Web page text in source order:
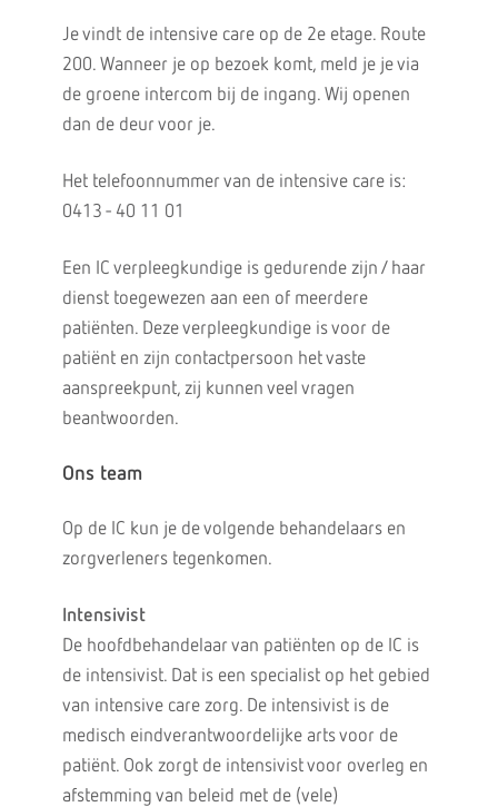
Je vindt de intensive care op de 2e etage. Route
200. Wanneer je op bezoek komt, meld je je via
de groene intercom bij de ingang. Wij openen
dan de deur voor je.
Het telefoonnummer van de intensive care is:
0413 - 40 11 01
Een IC verpleegkundige is gedurende zijn / haar
dienst toegewezen aan een of meerdere
patiënten. Deze verpleegkundige is voor de
patiënt en zijn contactpersoon het vaste
aanspreekpunt, zij kunnen veel vragen
beantwoorden.
Ons team
Op de IC kun je de volgende behandelaars en
zorgverleners tegenkomen.
Intensivist
De hoofdbehandelaar van patiënten op de IC is
de intensivist. Dat is een specialist op het gebied
van intensive care zorg. De intensivist is de
medisch eindverantwoordelijke arts voor de
patiënt. Ook zorgt de intensivist voor overleg en
afstemming van beleid met de (vele)